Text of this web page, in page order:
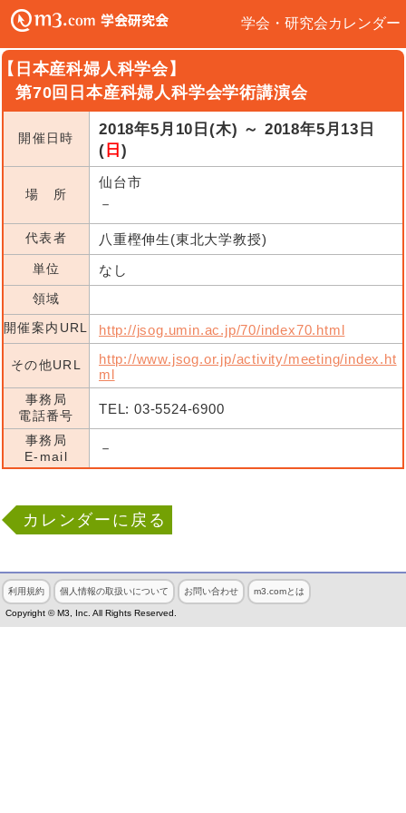
学会・研究会カレンダー
日本産科婦人科学会】
第70回日本産科婦人科学会学術講演会
開催日時
2018年5月10日(木) ～ 2018年5月13日
( 日 )
場 所
仙台市
－
代表者 八重樫伸生(東北大学教授)
単位 なし
領域
開催案内URL
http://jsog.umin.ac.jp/70/index70.html
その他URL
http://www.jsog.or.jp/activity/meeting/index.ht
ml
事務局
電話番号
TEL: 03-5524-6900
事務局
E-mail
－
カレンダーに戻る
利用規約 個人情報の取扱いについて お問い合わせ m3.comとは
Copyright © M3, Inc. All Rights Reserved.